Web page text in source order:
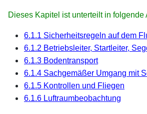
Dieses Kapitel ist unterteilt in folgende
6.1.1 Sicherheitsregeln auf dem
6.1.2 Betriebsleiter, Startleiter,
6.1.3 Bodentransport
6.1.4 Sachgemäßer Umgang mit
6.1.5 Kontrollen und Fliegen
6.1.6 Luftraumbeobachtung